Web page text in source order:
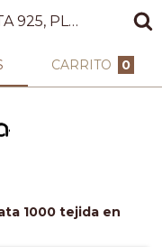
BROCHE SUR 8 X 3CM PLATA 925, PLATA 1000 TEJIDA EN TELAR MANUAL
CARRITO 0
1000 tejida en